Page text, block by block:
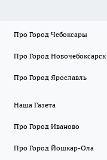
Про Город Чебоксары
Про Город Новочебоксарск
Про Город Ярославль
Наша Газета
Про Город Иваново
Про Город Йошкар-Ола